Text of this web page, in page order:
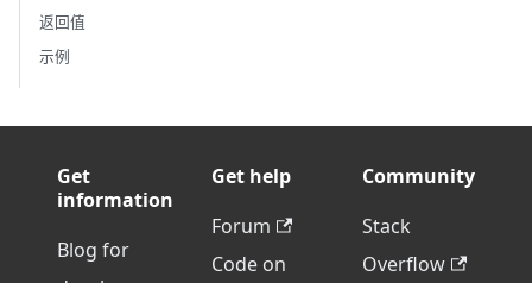
返回值
示例
Get
information
Blog for
Get help
Forum
Code on
Community
Stack
Overflow